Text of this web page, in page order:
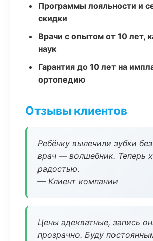
Программы лояльности и
скидки
Врачи с опытом от 10 лет,
наук
Гарантия до 10 лет на
ортопедию
Отзывы клиентов
Ребёнку вылечили зубки
врач — волшебник. Теперь
радостью.
— Клиент компании
Цены адекватные, запись
прозрачно. Буду